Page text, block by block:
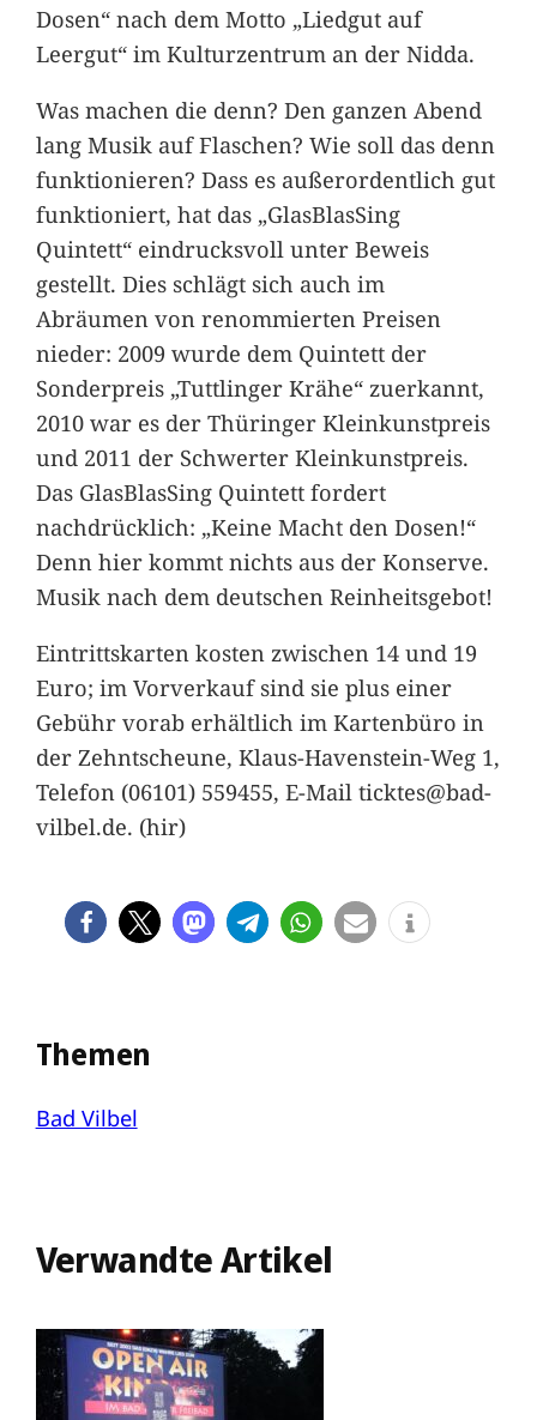
Dosen“ nach dem Motto „Liedgut auf
Leergut“ im Kulturzentrum an der Nidda.
Was machen die denn? Den ganzen Abend
lang Musik auf Flaschen? Wie soll das denn
funktionieren? Dass es außerordentlich gut
funktioniert, hat das „GlasBlasSing
Quintett“ eindrucksvoll unter Beweis
gestellt. Dies schlägt sich auch im
Abräumen von renommierten Preisen
nieder: 2009 wurde dem Quintett der
Sonderpreis „Tuttlinger Krähe“ zuerkannt,
2010 war es der Thüringer Kleinkunstpreis
und 2011 der Schwerter Kleinkunstpreis.
Das GlasBlasSing Quintett fordert
nachdrücklich: „Keine Macht den Dosen!“
Denn hier kommt nichts aus der Konserve.
Musik nach dem deutschen Reinheitsgebot!
Eintrittskarten kosten zwischen 14 und 19
Euro; im Vorverkauf sind sie plus einer
Gebühr vorab erhältlich im Kartenbüro in
der Zehntscheune, Klaus-Havenstein-Weg 1,
Telefon (06101) 559455, E-Mail ticktes@bad-
vilbel.de. (hir)
Themen
Bad Vilbel
Verwandte Artikel